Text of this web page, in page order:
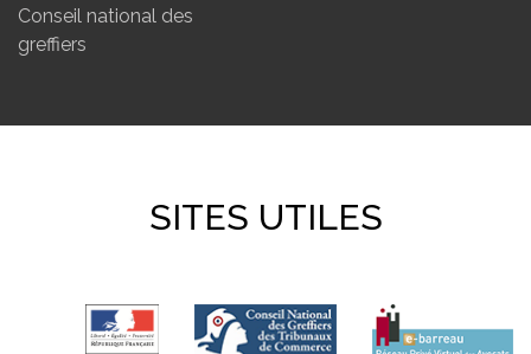
Conseil national des
greffiers
SITES UTILES